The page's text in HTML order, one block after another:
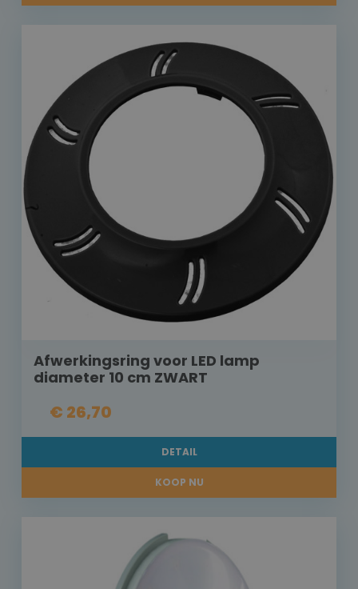
Afwerkingsring voor LED lamp
diameter 10 cm ZWART
€ 26,70
DETAIL
KOOP NU